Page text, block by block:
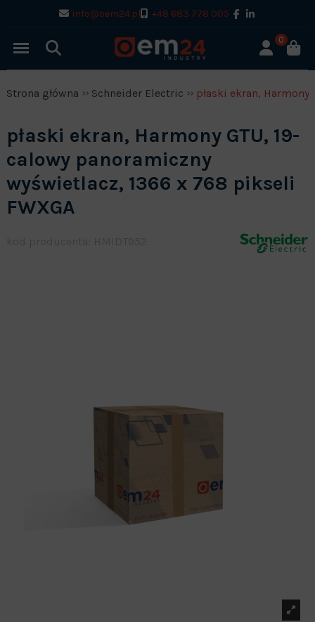
info@oem24.pl +48 683 778 005
0
Strona główna Schneider Electric płaski ekran,
płaski ekran, Harmony GTU, 19-
calowy panoramiczny
wyświetlacz, 1366 x 768 pikseli
FWXGA